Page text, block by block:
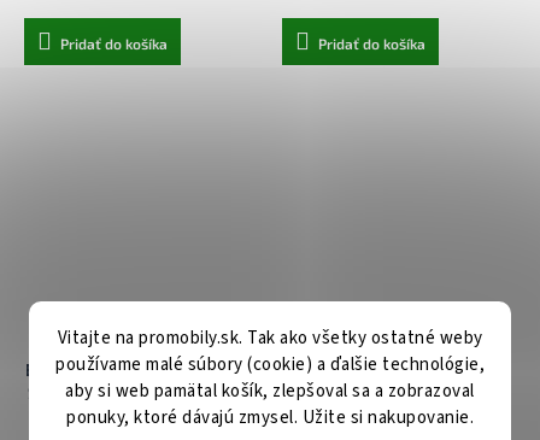
Vitajte na promobily.sk. Tak ako všetky ostatné weby
používame malé súbory (cookie) a ďalšie technológie,
aby si web pamätal košík, zlepšoval sa a zobrazoval
ponuky, ktoré dávajú zmysel. Užite si nakupovanie.
Pridať do košíka Pridať do košíka
Baseus Magnetické
Bezdrôtové Puzdro Nabíjačka
Simple Mini4 s Držiakom USB
C Qi2 15W 1m Kozmická
Anker Bezdrôtová nabíjačka
MagGo 3v1 pre iPhone 15 16
AirPods Apple Watch
skladacia 15W zelená